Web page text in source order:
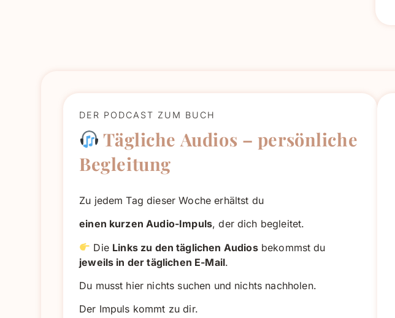
DER PODCAST ZUM BUCH
Tägliche Audios – persönliche
Begleitung
Zu jedem Tag dieser Woche erhältst du
einen kurzen Audio-Impuls, der dich begleitet.
Die Links zu den täglichen Audiosbekommst du
jeweils in der täglichen E-Mail.
Du musst hier nichts suchen und nichts nachholen.
Der Impuls kommt zu dir.